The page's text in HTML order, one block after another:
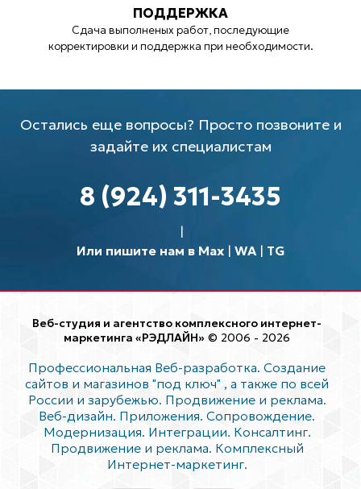
ПОДДЕРЖКА
Сдача выполненых работ, последующие
корректировки и поддержка при необходимости.
Остались еще вопросы? Просто позвоните и
задайте их специалистам
8 (924) 311-3435
Или пишите нам в Max| WA| TG
Веб-студия и агентство комплексного интернет-
маркетинга «РЭДЛАЙН» © 2006 - 2026
Профессиональная Веб-разработка. Создание
сайтов и магазинов "под ключ" , а также по всей
России и зарубежью. Продвижение и реклама.
Веб-дизайн. Приложения. Сопровождение.
Модернизация. Интеграции. Консалтинг.
Продвижение и реклама. Комплексный
Интернет-маркетинг.